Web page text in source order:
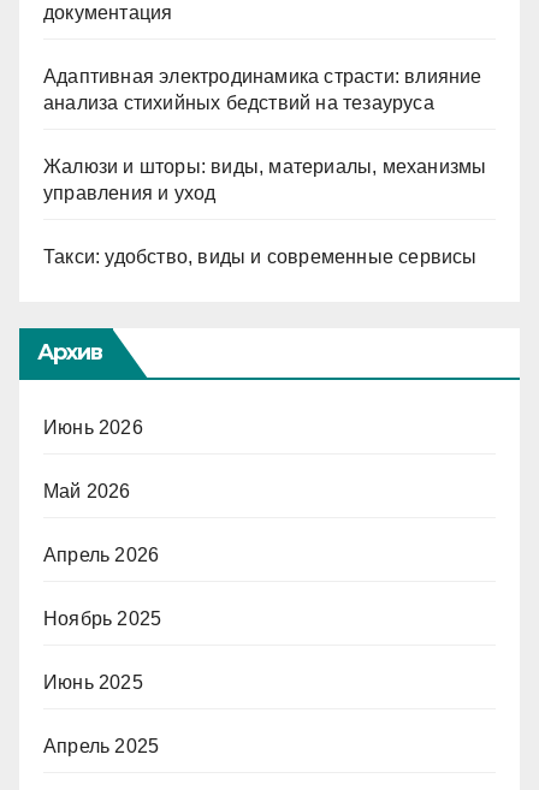
документация
Адаптивная электродинамика страсти: влияние
анализа стихийных бедствий на тезауруса
Жалюзи и шторы: виды, материалы, механизмы
управления и уход
Такси: удобство, виды и современные сервисы
Архив
Июнь 2026
Май 2026
Апрель 2026
Ноябрь 2025
Июнь 2025
Апрель 2025